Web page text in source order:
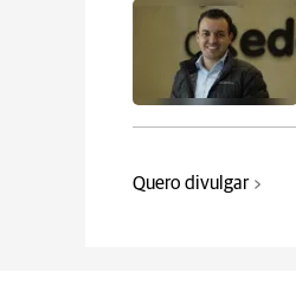
Quero divulgar